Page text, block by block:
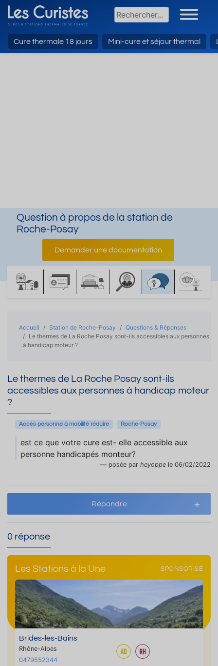
Cure thermale 18 jours Mini-cure et séjour thermal
Question à propos de la station de
Roche-Posay
Demander une documentation
Accueil Station de Roche-Posay
Questions & Réponses
Le thermes de La Roche Posay sont-ils accessibles aux personnes
à handicap moteur ?
Le thermes de La Roche Posay sont-ils
accessibles aux personnes à handicap moteur
?
Accès personne à mobilité réduire Roche-Posay
est ce que votre cure est- elle accessible aux
personne handicapés monteur?
posée par heyoppe le 06/02/2022
Répondre
0 réponse
Les Stations à la Une SPONSORISÉ
Brides-les-Bains
Rhône-Alpes
0479552344